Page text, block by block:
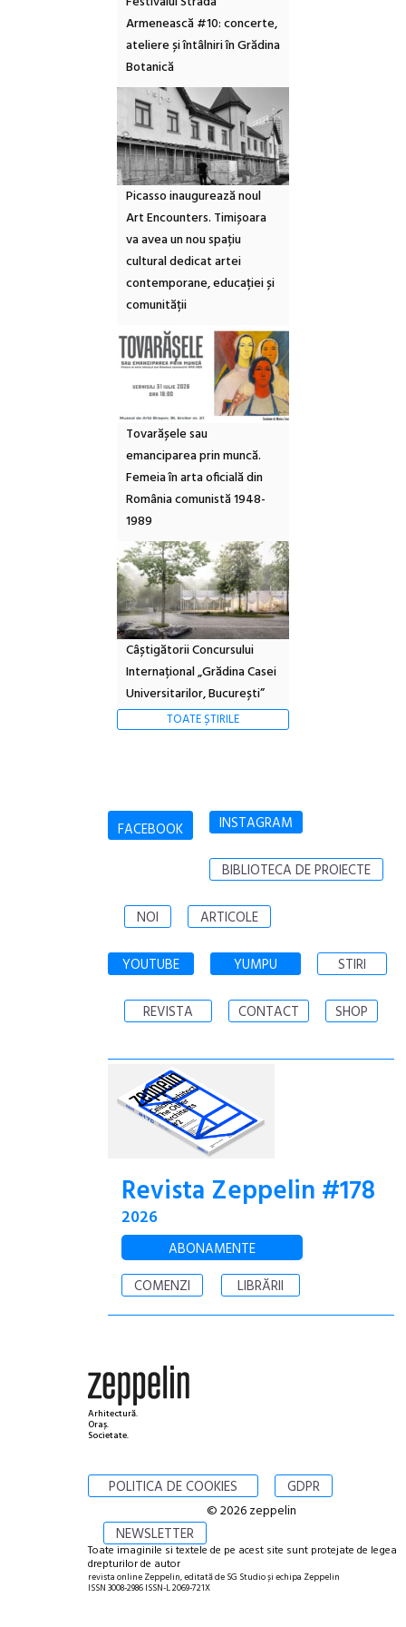
Armenească #10: concerte,
ateliere și întâlniri în Grădina
Botanică
Picasso inaugurează noul
Art Encounters. Timișoara
va avea un nou spațiu
cultural dedicat artei
contemporane, educației și
comunității
Tovarășele sau
emanciparea prin muncă.
Femeia în arta oficială din
România comunistă 1948-
1989
Câștigătorii Concursului
Internațional „Grădina Casei
Universitarilor, București”
TOATE ȘTIRILE
FACEBOOK INSTAGRAM
BIBLIOTECA DE PROIECTE
NOI ARTICOLE
YOUTUBE YUMPU STIRI
REVISTA CONTACT SHOP
Revista Zeppelin #178
2026
ABONAMENTE
COMENZI
LIBRĂRII
Arhitectură.
Oraș.
Societate.
POLITICA DE COOKIES GDPR
NEWSLETTER
© 2026 zeppelin
Toate imaginile si textele de pe acest site sunt protejate de legea
drepturilor de autor
revista online Zeppelin, editată de SG Studio și echipa Zeppelin
ISSN 3008-2986 ISSN-L 2069-721X